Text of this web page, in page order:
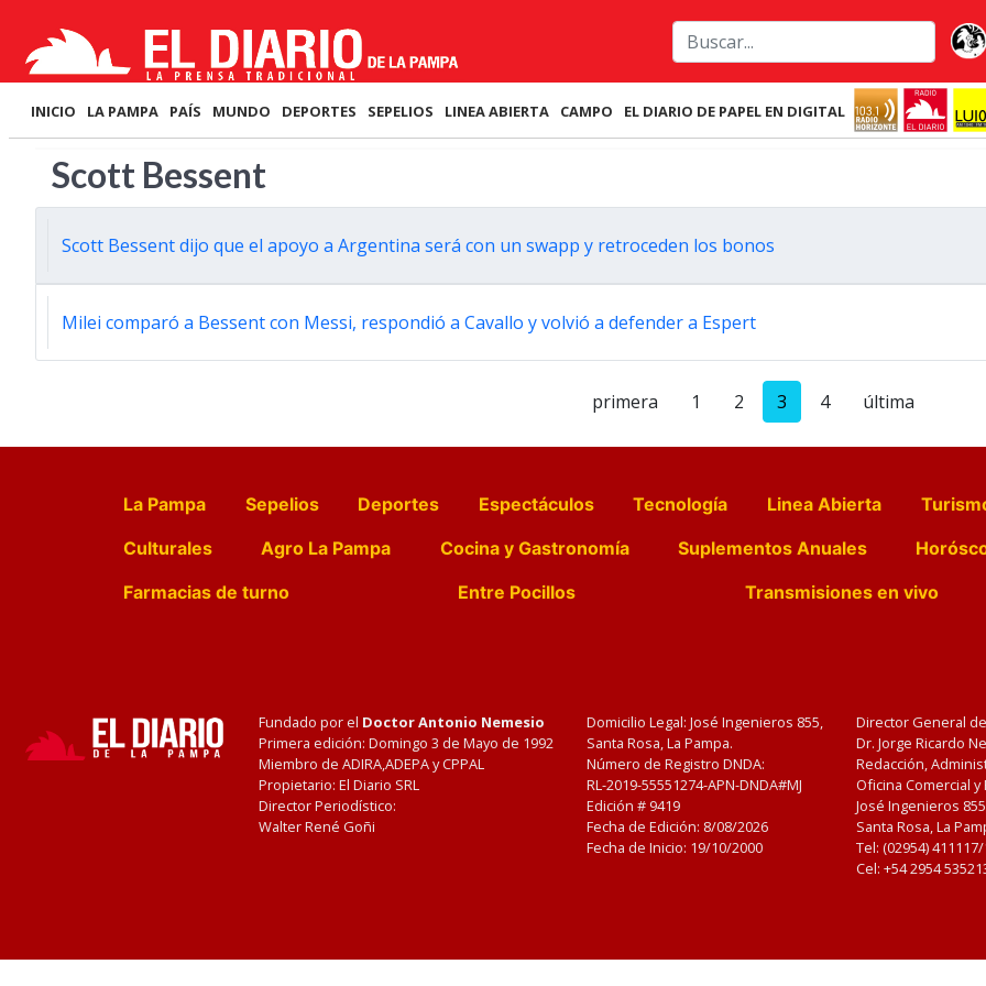
INICIO LA PAMPA PAÍS MUNDO DEPORTES SEPELIOS LINEA ABIERTA CAMPO EL DIARIO DE PAPEL EN DIGITAL
Scott Bessent
Scott Bessent dijo que el apoyo a Argentina será con un swapp y retroceden los bonos
Milei comparó a Bessent con Messi, respondió a Cavallo y volvió a defender a Espert
primera 1 2 3 4 última
La Pampa Sepelios Deportes Espectáculos Tecnología Linea Abierta
Culturales
Agro La Pampa Cocina y Gastronomía Suplementos Anuales
Farmacias de turno
Entre Pocillos Transmisiones en vivo
Fundado por el Doctor Antonio Nemesio
Primera edición: Domingo 3 de Mayo de 1992
Miembro de ADIRA,ADEPA y CPPAL
Propietario: El Diario SRL
Director Periodístico:
Walter René Goñi
Domicilio Legal: José Ingenieros 855,
Santa Rosa, La Pampa.
Número de Registro DNDA:
RL-2019-55551274-APN-DNDA#MJ
Edición # 9419
Fecha de Edición: 8/08/2026
Fecha de Inicio: 19/10/2000
Director General
Dr. Jorge Ricardo
Redacción,
Oficina Comercial
José Ingenieros
Santa Rosa, La
Tel: (02954)
Cel: +54 2954